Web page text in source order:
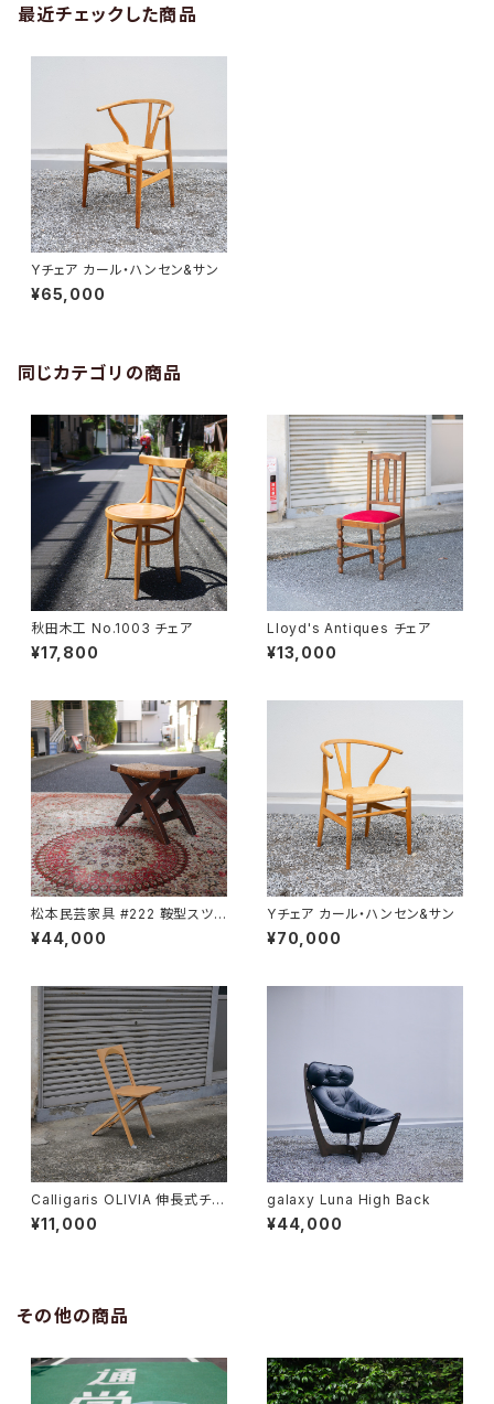
最近チェックした商品
Yチェア カール・ハンセン&サン
¥65,000
同じカテゴリの商品
秋田木工 No.1003 チェア
¥17,800
Lloyd's Antiques チェア
¥13,000
松本民芸家具 #222 鞍型スツ
ール
¥44,000
Yチェア カール・ハンセン&サン
¥70,000
Calligaris OLIVIA 伸長式チェ
ア
¥11,000
galaxy Luna High Back
¥44,000
その他の商品